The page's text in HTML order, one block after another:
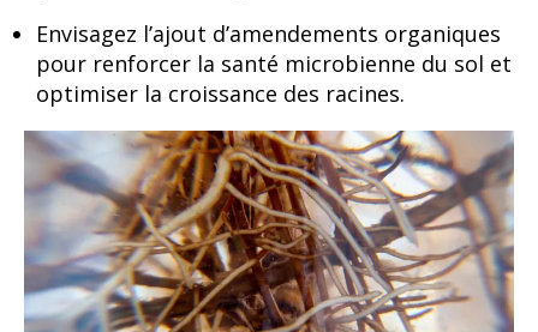
Envisagez l’ajout d’amendements organiques
pour renforcer la santé microbienne du sol et
optimiser la croissance des racines.